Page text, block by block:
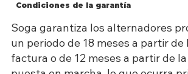
Condiciones de la garantía
Soga garantiza los alternadores
un periodo de 18 meses a partir de
factura o de 12 meses a partir de